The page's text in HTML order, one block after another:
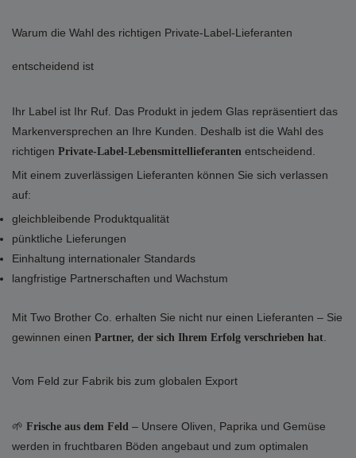
Warum die Wahl des richtigen Private-Label-Lieferanten
entscheidend ist
Ihr Label ist Ihr Ruf. Das Produkt in jedem Glas repräsentiert das
Markenversprechen an Ihre Kunden. Deshalb ist die Wahl des
richtigen Private-Label-Lebensmittellieferanten entscheidend.
Mit einem zuverlässigen Lieferanten können Sie sich verlassen
auf:
gleichbleibende Produktqualität
pünktliche Lieferungen
Einhaltung internationaler Standards
langfristige Partnerschaften und Wachstum
Mit Two Brother Co. erhalten Sie nicht nur einen Lieferanten – Sie
gewinnen einen Partner, der sich Ihrem Erfolg verschrieben hat
Vom Feld zur Fabrik bis zum globalen Export
🌱 Frische aus dem Feld – Unsere Oliven, Paprika und Gemüse
werden in fruchtbaren Böden angebaut und zum optimalen